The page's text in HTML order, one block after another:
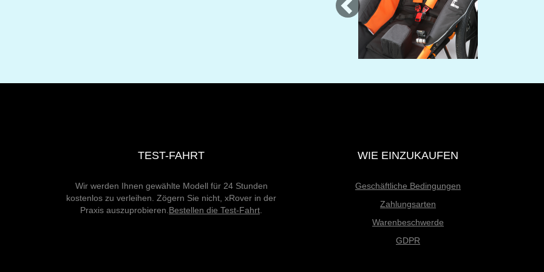
TEST-FAHRT
Wir werden Ihnen gewählte Modell für 24 Stunden
kostenlos zu verleihen. Zögern Sie nicht, xRover in der
Praxis auszuprobieren. Bestellen die Test-Fahrt
WIE EINZUKAUFEN
Geschäftliche Bedingungen
Zahlungsarten
Warenbeschwerde
GDPR